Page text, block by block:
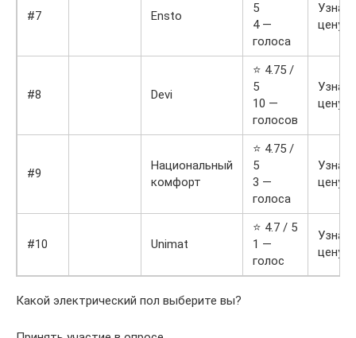
#7 Ensto
5
4 —
голоса
цену
#8 Devi
⭐ 4.75 /
5
10 —
голосов
цену
#9
Национальный
комфорт
⭐ 4.75 /
5
3 —
голоса
цену
#10 Unimat
⭐ 4.7 / 5
1 —
голос
цену
Какой электрический пол выберите вы?